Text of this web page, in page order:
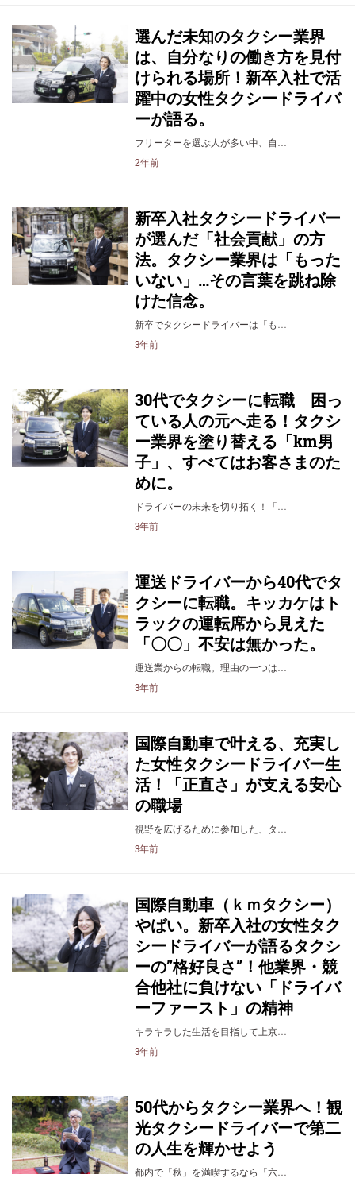
選んだ未知のタクシー業界
は、自分なりの働き方を見付
けられる場所！新卒入社で活
躍中の女性タクシードライバ
ーが語る。
フリーターを選ぶ人が多い中、自…
2年前
新卒入社タクシードライバー
が選んだ「社会貢献」の方
法。タクシー業界は「もった
いない」…その言葉を跳ね除
けた信念。
新卒でタクシードライバーは「も…
3年前
30代でタクシーに転職 困っ
ている人の元へ走る！タクシ
ー業界を塗り替える「km男
子」、すべてはお客さまのた
めに。
ドライバーの未来を切り拓く！「…
3年前
運送ドライバーから40代でタ
クシーに転職。キッカケはト
ラックの運転席から見えた
「〇〇」不安は無かった。
運送業からの転職。理由の一つは…
3年前
国際自動車で叶える、充実し
た女性タクシードライバー生
活！「正直さ」が支える安心
の職場
視野を広げるために参加した、タ…
3年前
国際自動車（ｋｍタクシー）
やばい。新卒入社の女性タク
シードライバーが語るタクシ
ーの”格好良さ”！他業界・競
合他社に負けない「ドライバ
ーファースト」の精神
キラキラした生活を目指して上京…
3年前
50代からタクシー業界へ！観
光タクシードライバーで第二
の人生を輝かせよう
都内で「秋」を満喫するなら「六…